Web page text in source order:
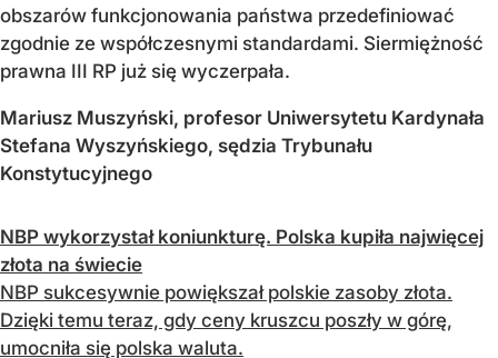
obszarów funkcjonowania państwa przedefiniować
zgodnie ze współczesnymi standardami. Siermiężność
prawna III RP już się wyczerpała.
Mariusz Muszyński, profesor Uniwersytetu Kardynała
Stefana Wyszyńskiego, sędzia Trybunału
Konstytucyjnego
NBP wykorzystał koniunkturę. Polska kupiła najwięcej
złota na świecie
NBP sukcesywnie powiększał polskie zasoby złota.
Dzięki temu teraz, gdy ceny kruszcu poszły w górę,
umocniła się polska waluta.